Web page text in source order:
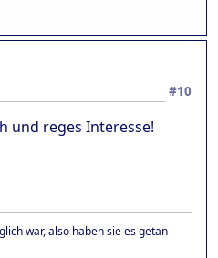
#10
und reges Interesse!
war, also haben sie es getan